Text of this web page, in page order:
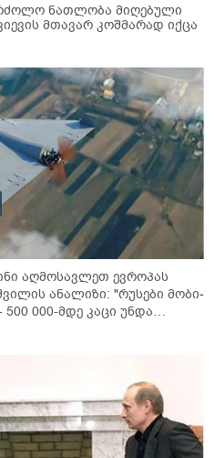
ნათლობა მიღებული
მთავარ კოშმარად იქცა
აღმოსავლეთ ევროპას
ანალიზი: "რუსები მობი­
000-მდე კაცი უნდა